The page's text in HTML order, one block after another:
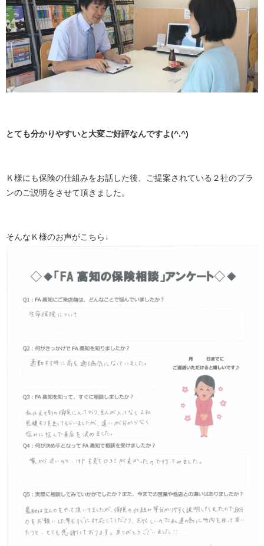
とても分かりやすいと大変ご好評なんですよ(^.^)
Ｋ様にも保険の仕組みをお話した後、ご提案されている２社のプラ
ンのご説明をさせて頂きました。
そんなＫ様のお声がこちら↓